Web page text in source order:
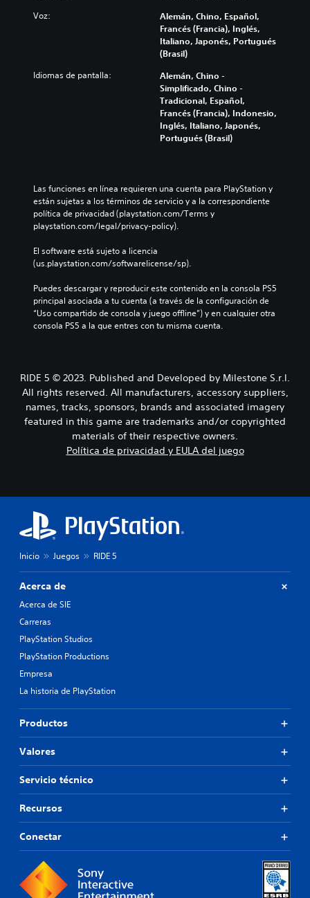
Voz:
Alemán, Chino, Español,
Francés (Francia), Inglés,
Italiano, Japonés, Portugués
(Brasil)
Idiomas de pantalla:
Alemán, Chino -
Simplificado, Chino -
Tradicional, Español,
Francés (Francia), Indonesio,
Inglés, Italiano, Japonés,
Portugués (Brasil)
Las funciones en línea requieren una cuenta para PlayStation y
están sujetas a los términos de servicio y a la correspondiente
política de privacidad (playstation.com/Terms y
playstation.com/legal/privacy-policy).
El software está sujeto a licencia
(us.playstation.com/softwarelicense/sp).
Puedes descargar y reproducir este contenido en la consola PS5
principal asociada a tu cuenta (a través de la configuración de
“Uso compartido de consola y juego offline”) y en cualquier otra
consola PS5 a la que entres con tu misma cuenta.
RIDE 5 © 2023. Published and Developed by Milestone S.r.l.
All rights reserved. All manufacturers, accessory suppliers,
names, tracks, sponsors, brands and associated imagery
featured in this game are trademarks and/or copyrighted
materials of their respective owners.
Política de privacidad y EULA del juego
Inicio Juegos RIDE 5
Acerca de
Acerca de SIE
Carreras
PlayStation Studios
PlayStation Productions
Empresa
La historia de PlayStation
Productos
Valores
Servicio técnico
Recursos
Conectar